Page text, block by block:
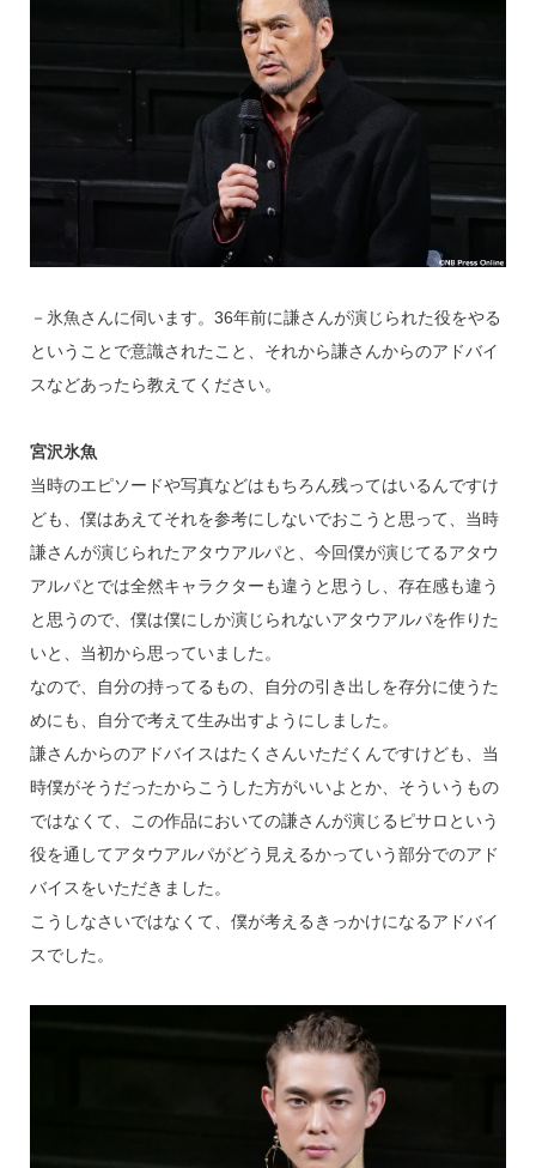
－氷魚さんに伺います。36年前に謙さんが演じられた役をやる
ということで意識されたこと、それから謙さんからのアドバイ
スなどあったら教えてください。
宮沢氷魚
当時のエピソードや写真などはもちろん残ってはいるんですけ
ども、僕はあえてそれを参考にしないでおこうと思って、当時
謙さんが演じられたアタウアルパと、今回僕が演じてるアタウ
アルパとでは全然キャラクターも違うと思うし、存在感も違う
と思うので、僕は僕にしか演じられないアタウアルパを作りた
いと、当初から思っていました。
なので、自分の持ってるもの、自分の引き出しを存分に使うた
めにも、自分で考えて生み出すようにしました。
謙さんからのアドバイスはたくさんいただくんですけども、当
時僕がそうだったからこうした方がいいよとか、そういうもの
ではなくて、この作品においての謙さんが演じるピサロという
役を通してアタウアルパがどう見えるかっていう部分でのアド
バイスをいただきました。
こうしなさいではなくて、僕が考えるきっかけになるアドバイ
スでした。